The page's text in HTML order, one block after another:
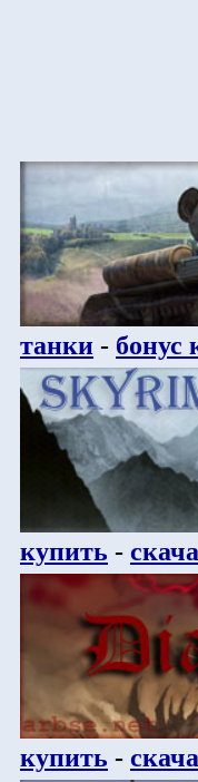
танки - бонус
купить -
купить -